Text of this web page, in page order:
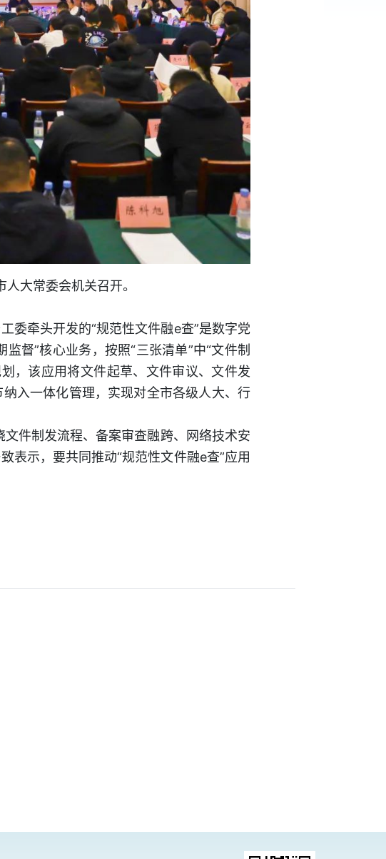
大常委会机关召开。
牵头开发的“规范性文件融e查”是数字党
督”核心业务，按照“三张清单”中“文件制
，该应用将文件起草、文件审议、文件发
入一体化管理，实现对全市各级人大、行
件制发流程、备案审查融跨、网络技术安
表示，要共同推动“规范性文件融e查”应用